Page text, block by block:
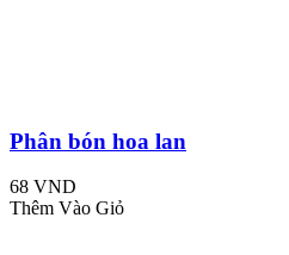
Phân bón hoa lan
68 VND
Thêm Vào Giỏ